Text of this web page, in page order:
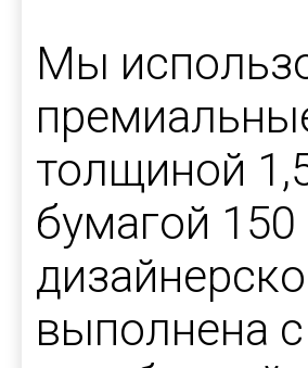
Мы
толщиной
бумагой
выполнена